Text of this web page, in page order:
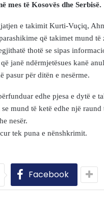
mes të Kosovës dhe Serbisë.
e takimit Kurti-Vuçiq,
që takimet mund të
thotë se sipas
janë ndërmjetësues kanë
pasur për ditën e nesërme.
edhe pjesa e dytë e
mund të ketë edhe një raund
nesër.
tek puna e nënshkrimit.
Facebook